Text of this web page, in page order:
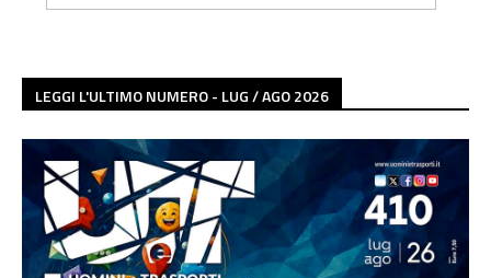
LEGGI L'ULTIMO NUMERO - LUG / AGO 2026